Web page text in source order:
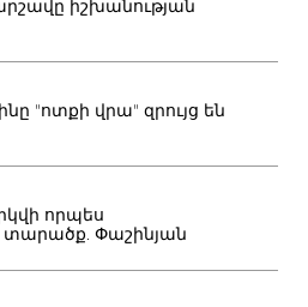
իշխանության
"ոտքի վրա" զրույց են
որպես
Փաշինյան